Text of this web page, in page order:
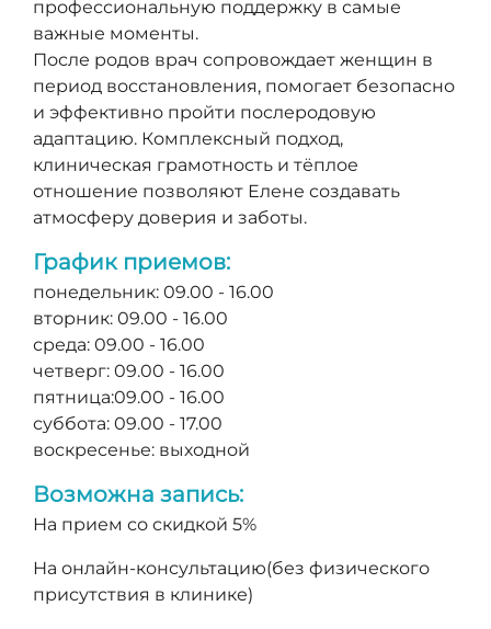
профессиональную поддержку в самые
важные моменты.
После родов врач сопровождает женщин в
период восстановления, помогает безопасно
и эффективно пройти послеродовую
адаптацию. Комплексный подход,
клиническая грамотность и тёплое
отношение позволяют Елене создавать
атмосферу доверия и заботы.
График приемов:
понедельник: 09.00 - 16.00
вторник: 09.00 - 16.00
среда: 09.00 - 16.00
четверг: 09.00 - 16.00
пятница:09.00 - 16.00
суббота: 09.00 - 17.00
воскресенье: выходной
Возможна запись:
На прием со скидкой 5%
На онлайн-консультацию(без физического
присутствия в клинике)